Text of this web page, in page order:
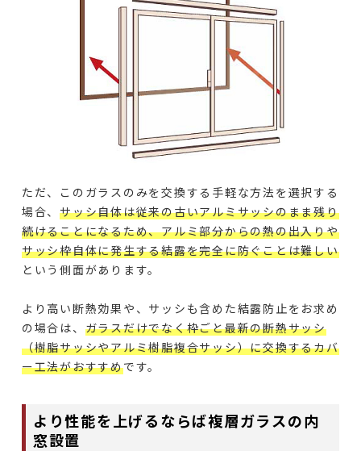
ただ、このガラスのみを交換する手軽な方法を選択する
場合、サッシ自体は従来の古いアルミサッシのまま残り
続けることになるため、アルミ部分からの熱の出入りや
サッシ枠自体に発生する結露を完全に防ぐことは難しい
という側面があります。
より高い断熱効果や、サッシも含めた結露防止をお求め
の場合は、 ガラスだけでなく枠ごと最新の断熱サッシ
（樹脂サッシやアルミ樹脂複合サッシ）に交換するカバ
ー工法がおすすめです。
より性能を上げるならば複層ガラスの内
窓設置